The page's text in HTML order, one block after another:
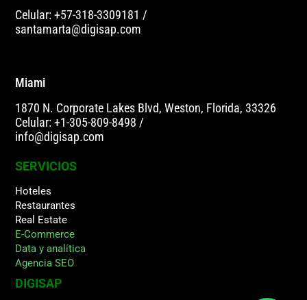
Celular: +57-318-3309181 /
santamarta@digisap.com
Miami
1870 N. Corporate Lakes Blvd, Weston, Florida, 33326
Celular: +1-305-809-8498 /
info@digisap.com
SERVICIOS
Hoteles
Restaurantes
Real Estate
E-Commerce
Data y analítica
Agencia SEO
DIGISAP